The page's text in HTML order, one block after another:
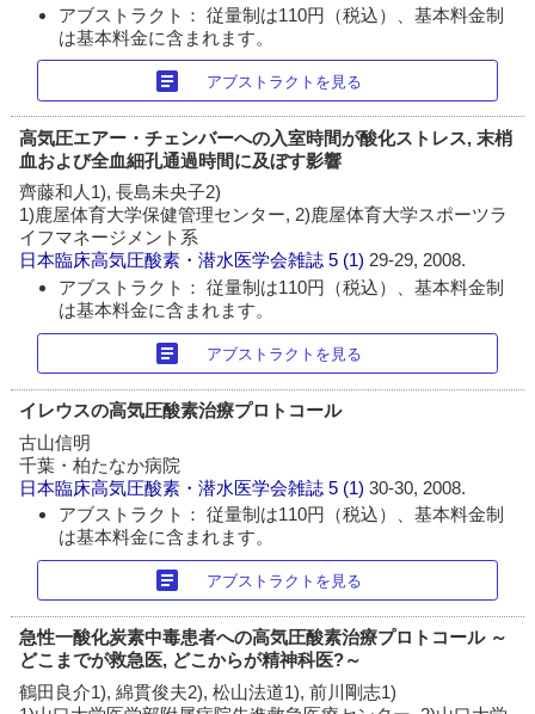
アブストラクト： 従量制は110円（税込）、基本料金制
は基本料金に含まれます。
article アブストラクトを見る
高気圧エアー・チェンバーへの入室時間が酸化ストレス, 末梢
血および全血細孔通過時間に及ぼす影響
齊藤和人1), 長島未央子2)
1)鹿屋体育大学保健管理センター, 2)鹿屋体育大学スポーツラ
イフマネージメント系
日本臨床高気圧酸素・潜水医学会雑誌 5 (1)29-29, 2008.
アブストラクト： 従量制は110円（税込）、基本料金制
は基本料金に含まれます。
article アブストラクトを見る
イレウスの高気圧酸素治療プロトコール
古山信明
千葉・柏たなか病院
日本臨床高気圧酸素・潜水医学会雑誌 5 (1)30-30, 2008.
アブストラクト： 従量制は110円（税込）、基本料金制
は基本料金に含まれます。
article アブストラクトを見る
急性一酸化炭素中毒患者への高気圧酸素治療プロトコール ～
どこまでが救急医, どこからが精神科医?～
鶴田良介1), 綿貫俊夫2), 松山法道1), 前川剛志1)